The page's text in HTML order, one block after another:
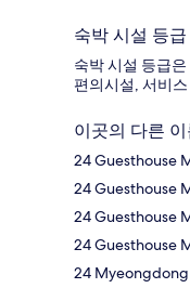
숙박 시설 등급
숙박 시설 등급
편의시설, 서비
이곳의 다른 이
24 Guesthouse
24 Guesthouse
24 Guesthouse
24 Guesthouse
24